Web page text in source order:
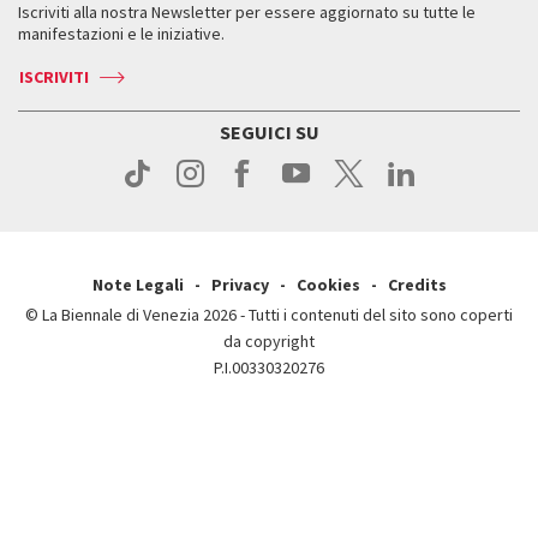
Come raggiungerci
Contatti
Press
Biglietti
Servizi al pubblico
Come raggiungerci
Contatti
Orari e sedi
Iscriviti alla nostra Newsletter per essere aggiornato su tutte le
manifestazioni e le iniziative.
ISCRIVITI
SEGUICI SU
Note Legali Privacy Cookies
Credits
© La Biennale di Venezia 2026 - Tutti i contenuti del sito sono coperti
da copyright
P.I.00330320276